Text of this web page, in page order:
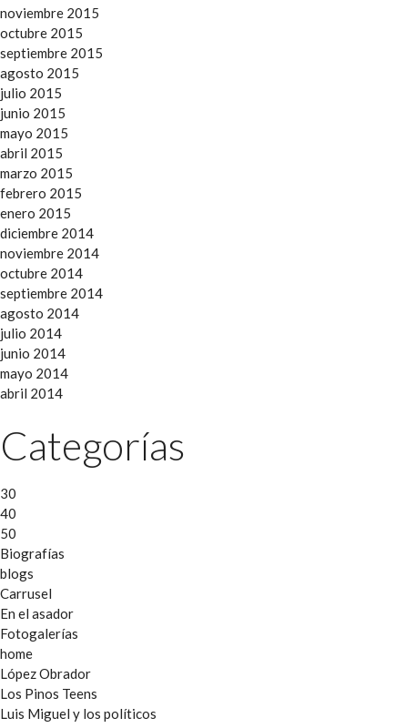
noviembre 2015
octubre 2015
septiembre 2015
agosto 2015
julio 2015
junio 2015
mayo 2015
abril 2015
marzo 2015
febrero 2015
enero 2015
diciembre 2014
noviembre 2014
octubre 2014
septiembre 2014
agosto 2014
julio 2014
junio 2014
mayo 2014
abril 2014
Categorías
30
40
50
Biografías
blogs
Carrusel
En el asador
Fotogalerías
home
López Obrador
Los Pinos Teens
Luis Miguel y los políticos